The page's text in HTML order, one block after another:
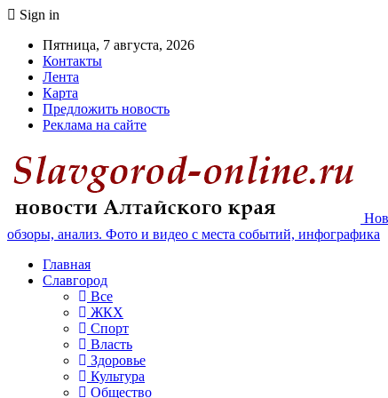
Sign in
Пятница, 7 августа, 2026
Контакты
Лента
Карта
Предложить новость
Реклама на сайте
обзоры, анализ. Фото и видео с места событий, инфографика
Главная
Славгород
Все
ЖКХ
Спорт
Власть
Здоровье
Культура
Общество